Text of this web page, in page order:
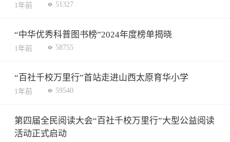
1年前 51327
“中华优秀科普图书榜”2024年度榜单揭晓
1年前 58755
“百社千校万里行”首站走进山西太原育华小学
1年前 59540
第四届全民阅读大会“百社千校万里行”大型公益阅读
活动正式启动